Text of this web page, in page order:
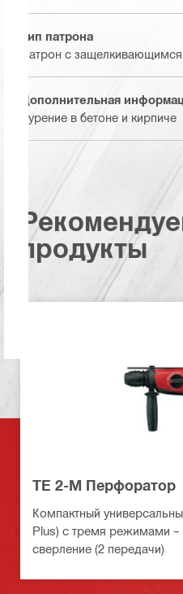
Тип патрона
Патрон с
Дополнительная
Бурение в бетоне и кирпиче
продукты
TE 2-M Перфоратор
Компактный
Plus) с тремя режимами –
сверление (2 передачи)